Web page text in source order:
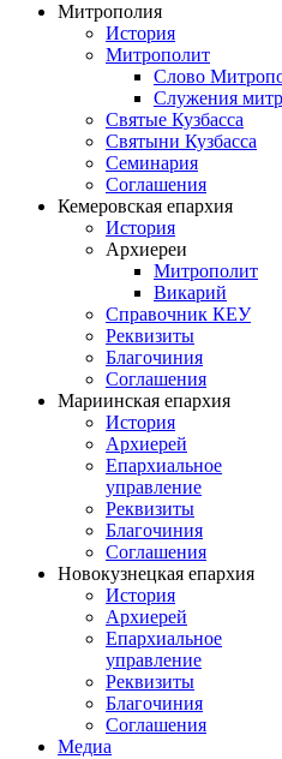
Митрополия
История
Митрополит
Слово
Служения
Святые Кузбасса
Святыни Кузбасса
Семинария
Соглашения
Кемеровская епархия
История
Архиереи
Митрополит
Викарий
Справочник КЕУ
Реквизиты
Благочиния
Соглашения
Мариинская епархия
История
Архиерей
Епархиальное
управление
Реквизиты
Благочиния
Соглашения
Новокузнецкая епархия
История
Архиерей
Епархиальное
управление
Реквизиты
Благочиния
Соглашения
Медиа